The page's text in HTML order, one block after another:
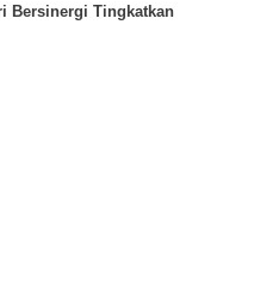
Bersinergi Tingkatkan